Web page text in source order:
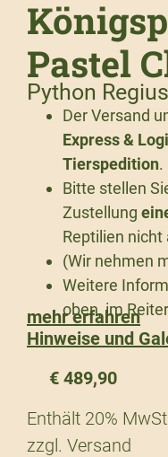
Pastel
Python Regius
Der Versand
Express &
Tierspedition.
Bitte stellen
Zustellung
Reptilien
(Wir nehmen
Weitere
oben, im Reiter
mehr erfahren
Hinweise und
€ 489,90
Enthält 20%
zzgl. Versand